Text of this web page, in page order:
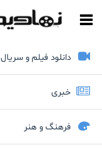
دانلود فیلم و سریال
خبری
فرهنگ و هنر